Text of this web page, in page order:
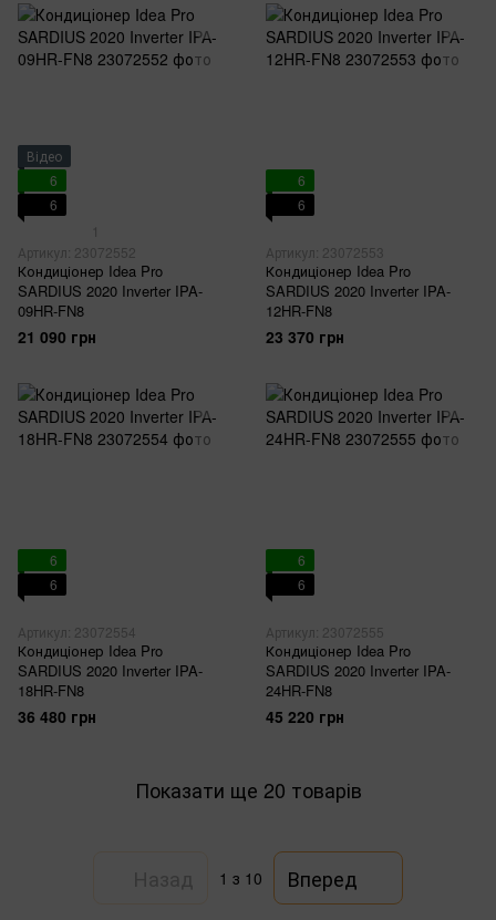
Відео
6
6
1
Артикул: 23072552
Кондиціонер Idea Pro
SARDIUS 2020 Inverter IPA-
09HR-FN8
21 090 грн
6
6
Артикул: 23072553
Кондиціонер Idea Pro
SARDIUS 2020 Inverter IPA-
12HR-FN8
23 370 грн
6
6
Артикул: 23072554
Кондиціонер Idea Pro
SARDIUS 2020 Inverter IPA-
18HR-FN8
36 480 грн
6
6
Артикул: 23072555
Кондиціонер Idea Pro
SARDIUS 2020 Inverter IPA-
24HR-FN8
45 220 грн
Показати ще 20 товарів
1 з 10 Вперед